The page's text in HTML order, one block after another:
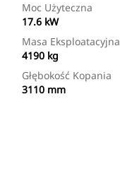
Moc Użyteczna
17.6 kW
Masa Eksploatacyjna
4190 kg
Głębokość Kopania
3110 mm